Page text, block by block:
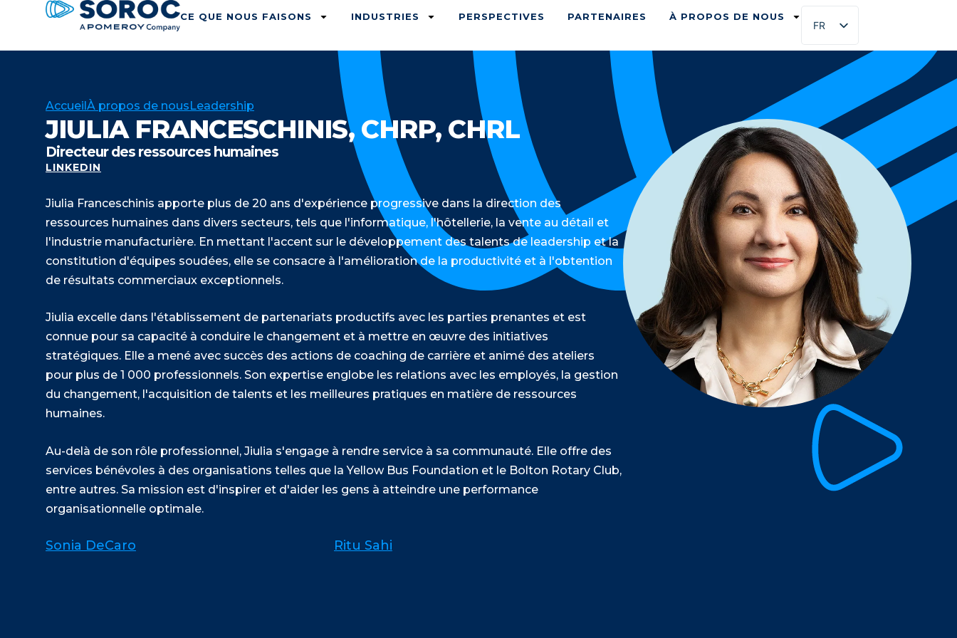
CE QUE NOUS FAISONS INDUSTRIES PERSPECTIVES PARTENAIRES À PROPOS DE NOUS
FR
EN
AccueilÀ propos de nousLeadership
JIULIA FRANCESCHINIS, CHRP, CHRL
Directeur des ressources humaines
LINKEDIN
Jiulia Franceschinis apporte plus de 20 ans d'expérience progressive dans la direction des
ressources humaines dans divers secteurs, tels que l'informatique, l'hôtellerie, la vente au détail et
l'industrie manufacturière. En mettant l'accent sur le développement des talents de leadership et la
constitution d'équipes soudées, elle se consacre à l'amélioration de la productivité et à l'obtention
de résultats commerciaux exceptionnels.
Jiulia excelle dans l'établissement de partenariats productifs avec les parties prenantes et est
connue pour sa capacité à conduire le changement et à mettre en œuvre des initiatives
stratégiques. Elle a mené avec succès des actions de coaching de carrière et animé des ateliers
pour plus de 1 000 professionnels. Son expertise englobe les relations avec les employés, la gestion
du changement, l'acquisition de talents et les meilleures pratiques en matière de ressources
humaines.
Au-delà de son rôle professionnel, Jiulia s'engage à rendre service à sa communauté. Elle offre des
services bénévoles à des organisations telles que la Yellow Bus Foundation et le Bolton Rotary Club,
entre autres. Sa mission est d'inspirer et d'aider les gens à atteindre une performance
organisationnelle optimale.
Ritu Sahi
Sonia DeCaro